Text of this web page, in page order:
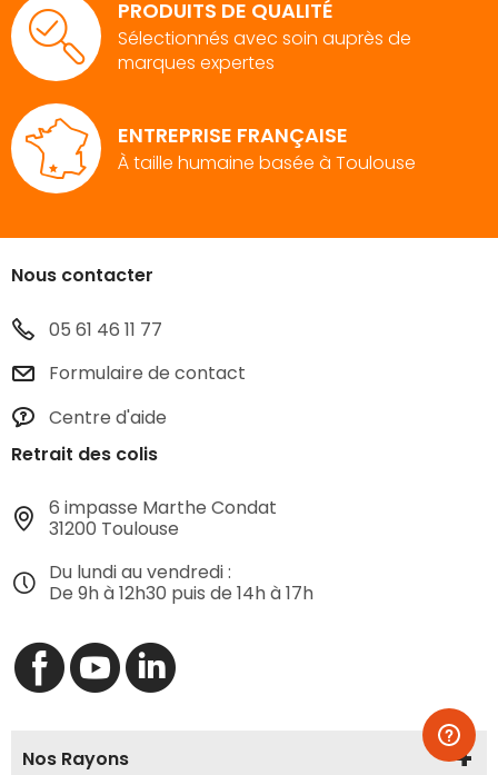
PRODUITS DE QUALITÉ
Sélectionnés avec soin auprès de
marques expertes
ENTREPRISE FRANÇAISE
À taille humaine basée à Toulouse
Nous contacter
05 61 46 11 77
Formulaire de contact
Centre d'aide
Retrait des colis
6 impasse Marthe Condat
31200 Toulouse
Du lundi au vendredi :
De 9h à 12h30 puis de 14h à 17h
Nos Rayons